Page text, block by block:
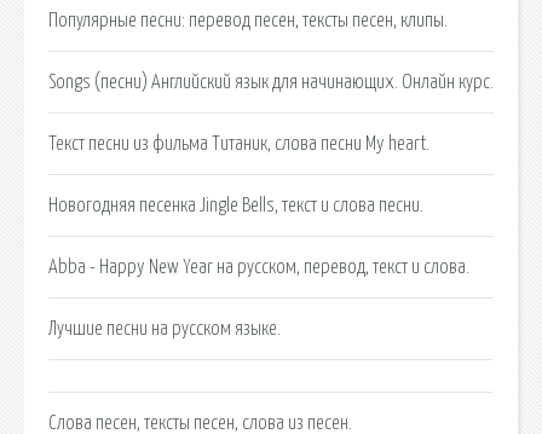
Популярные песни: перевод песен, тексты песен, клипы.
Songs (песни) Английский язык для начинающих. Онлайн курс.
Текст песни из фильма Титаник, слова песни My heart.
Новогодняя песенка Jingle Bells, текст и слова песни.
Abba - Happy New Year на русском, перевод, текст и слова.
Лучшие песни на русском языке.
Слова песен, тексты песен, слова из песен.